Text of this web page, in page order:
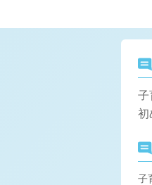
子
初
子